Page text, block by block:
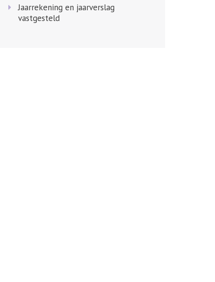
Jaarrekening en jaarverslag
vastgesteld